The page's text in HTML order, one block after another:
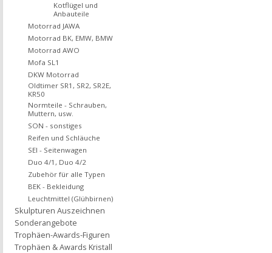
Kotflügel und
Anbauteile
Motorrad JAWA
Motorrad BK, EMW, BMW
Motorrad AWO
Mofa SL1
DKW Motorrad
Oldtimer SR1, SR2, SR2E,
KR50
Normteile - Schrauben,
Muttern, usw.
SON - sonstiges
Reifen und Schläuche
SEI - Seitenwagen
Duo 4/1, Duo 4/2
Zubehör für alle Typen
BEK - Bekleidung
Leuchtmittel (Glühbirnen)
Skulpturen Auszeichnen
Sonderangebote
Trophäen-Awards-Figuren
Trophäen & Awards Kristall